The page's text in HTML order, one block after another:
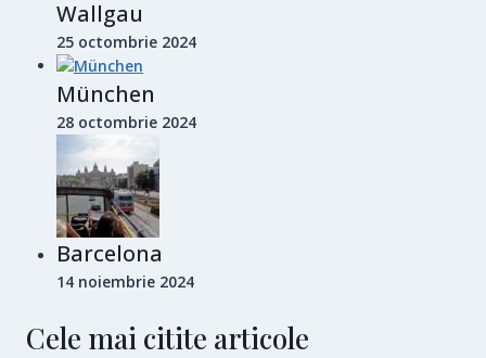
Wallgau
25 octombrie 2024
München
28 octombrie 2024
Barcelona
14 noiembrie 2024
Cele mai citite articole